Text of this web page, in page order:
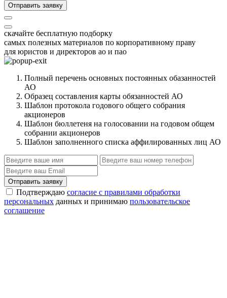
Отправить заявку
скачайте бесплатную подборку
самых полезных материалов по корпоративному праву
для юристов и директоров ао и пао
Полный перечень основных постоянных обазанностей
АО
Образец составления карты обязанностей АО
Шаблон протокола годового общего собрания
акционеров
Шаблон бюллетеня на голосовании на годовом общем
собрании акционеров
Шаблон заполненного списка аффилированных лиц АО
Отправить заявку
Подтверждаю согласие с правилами обработки
персональных данных и принимаю пользовательское
соглашение